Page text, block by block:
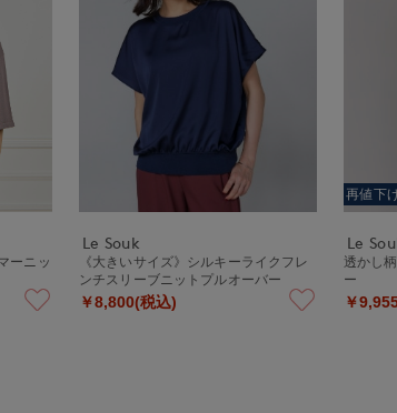
ーニッ
Le Souk
《大きいサイズ》シルキーライクフレ
ンチスリーブニットプルオーバー
￥8,800(税込)
再値下
Le
透かし
ー
￥